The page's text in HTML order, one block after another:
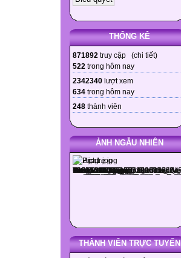
THỐNG KÊ
871892 truy cập (chi tiết)
522 trong hôm nay
2342340 lượt xem
634 trong hôm nay
248 thành viên
ẢNH NGẪU NHIÊN
THÀNH VIÊN TRỰC TUYẾN